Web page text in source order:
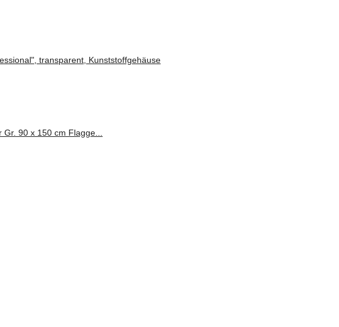
transparent, Kunststoffgehäuse